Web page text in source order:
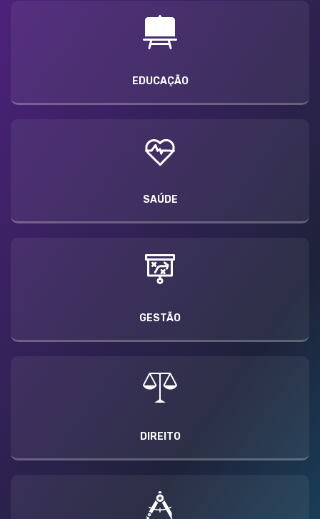
EDUCAÇÃO
SAÚDE
GESTÃO
DIREITO